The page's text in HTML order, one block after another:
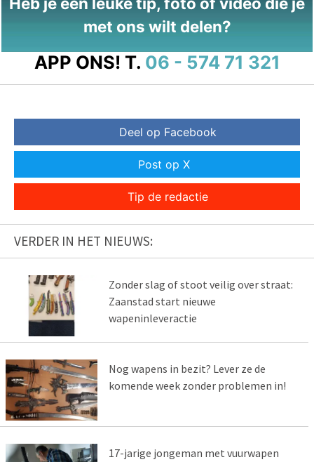
met ons wilt delen?
APP ONS! T. 06 - 574 71 321
Deel op Facebook
Post op X
Tip de redactie
VERDER IN HET NIEUWS:
Zonder slag of stoot veilig over straat:
Zaanstad start nieuwe
wapeninleveractie
Nog wapens in bezit? Lever ze de
komende week zonder problemen in!
17-jarige jongeman met vuurwapen